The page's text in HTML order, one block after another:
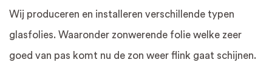
Wij produceren en installeren verschillende typen
glasfolies. Waaronder zonwerende folie welke zeer
goed van pas komt nu de zon weer flink gaat schijnen.